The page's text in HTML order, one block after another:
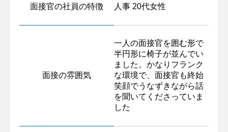
面接官の社員の特徴 人事 20代女性
面接の雰囲気
一人の面接官を囲む形で
半円形に椅子が並んでい
ました。かなりフランク
な環境で、面接官も終始
笑顔でうなずきながら話
を聞いてくださっていま
した